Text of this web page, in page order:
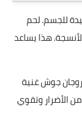
للجسم. لحم
هذا يساعد
روجان جوش غنية
من الأضرار وتقوي